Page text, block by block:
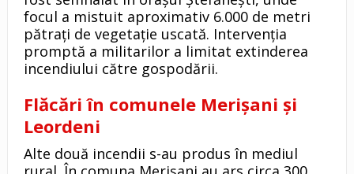
focul a mistuit aproximativ 6.000 de metri
pătrați de vegetație uscată. Intervenția
promptă a militarilor a limitat extinderea
incendiului către gospodării.
Flăcări în comunele Merișani și
Leordeni
Alte două incendii s-au produs în mediul